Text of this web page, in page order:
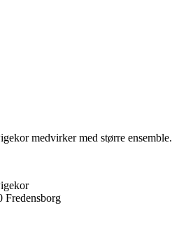
medvirker med større ensemble.
Fredensborg